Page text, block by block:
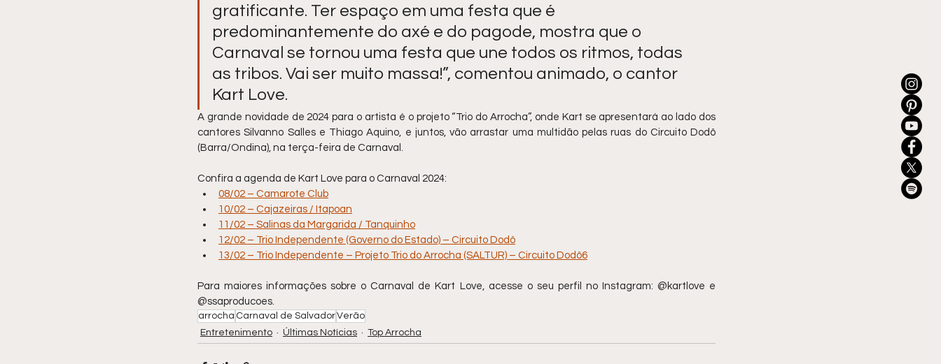
gratificante. Ter espaço em uma festa que é
predominantemente do axé e do pagode, mostra que o
Carnaval se tornou uma festa que une todos os ritmos, todas
as tribos. Vai ser muito massa!”, comentou animado, o cantor
Kart Love.
A grande novidade de 2024 para o artista é o projeto “Trio do Arrocha”, onde Kart se apresentará ao lado dos
cantores Silvanno Salles e Thiago Aquino, e juntos, vão arrastar uma multidão pelas ruas do Circuito Dodô
(Barra/Ondina), na terça-feira de Carnaval.
Confira a agenda de Kart Love para o Carnaval 2024:
08/02 – Camarote Club
10/02 – Cajazeiras / Itapoan
11/02 – Salinas da Margarida / Tanquinho
12/02 – Trio Independente (Governo do Estado) – Circuito Dodô
13/02 – Trio Independente – Projeto Trio do Arrocha (SALTUR) – Circuito Dodô6
Para maiores informações sobre o Carnaval de Kart Love, acesse o seu perfil no Instagram: @kartlove e
@ssaproducoes.
arrocha Carnaval de SalvadorVerão
Entretenimento
Últimas Notícias Top Arrocha